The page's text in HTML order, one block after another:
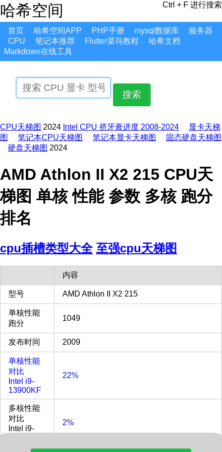
哈希空间 Ctrl + F 进行搜索
首页 哈希空间APP PHP手册 mysql数据库
服务器
CPU
笔记本推荐 Flutter菜鸟教程
哈希文档
Markdown在线工具
搜索
CPU天梯图 2024 Intel CPU 挤牙膏进度 2008-2024
显卡天梯
图
笔记本CPU天梯图 笔记本显卡天梯图
固态硬盘天梯图
硬盘天梯图 2024
AMD Athlon II X2 215 CPU天
梯图 单核 性能 参数 多核 跑分
排名
cpu插槽类型大全 至强cpu天梯图
内容
型号 AMD Athlon II X2 215
单核性能
跑分
1049
发布时间 2009
单核性能
对比
Intel i9-
13900KF
22%
多核性能
对比
Intel i9-
2%